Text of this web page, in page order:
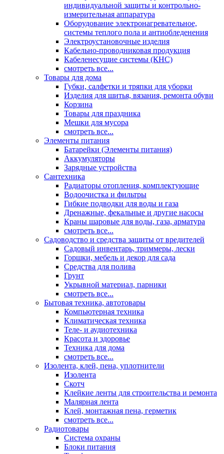
индивидуальной защиты и контрольно-
измерительная аппаратура
Оборудование электронагревательное,
системы теплого пола и антиобледенения
Электроустановочные изделия
Кабельно-проводниковая продукция
Кабеленесущие системы (КНС)
смотреть все...
Товары для дома
Губки, салфетки и тряпки для уборки
Изделия для шитья, вязания, ремонта обуви
Корзина
Товары для праздника
Мешки для мусора
смотреть все...
Элементы питания
Батарейки (Элементы питания)
Аккумуляторы
Зарядные устройства
Сантехника
Радиаторы отопления, комплектующие
Водоочистка и фильтры
Гибкие подводки для воды и газа
Дренажные, фекальные и другие насосы
Краны шаровые для воды, газа, арматура
смотреть все...
Садоводство и средства защиты от вредителей
Садовый инвентарь, триммеры, лески
Горшки, мебель и декор для сада
Средства для полива
Грунт
Укрывной материал, парники
смотреть все...
Бытовая техника, автотовары
Компьютерная техника
Климатическая техника
Теле- и аудиотехника
Красота и здоровье
Техника для дома
смотреть все...
Изолента, клей, пена, уплотнители
Изолента
Скотч
Клейкие ленты для строительства и ремонта
Малярная лента
Клей, монтажная пена, герметик
смотреть все...
Радиотовары
Система охраны
Блоки питания